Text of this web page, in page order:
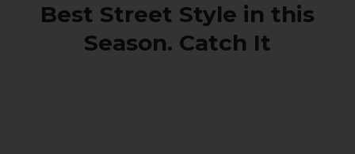
Best Street Style in this
Season. Catch It